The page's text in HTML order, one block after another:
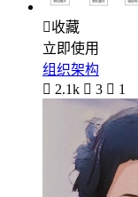
收藏
立即使用
组织架构
 2.1k  3  1